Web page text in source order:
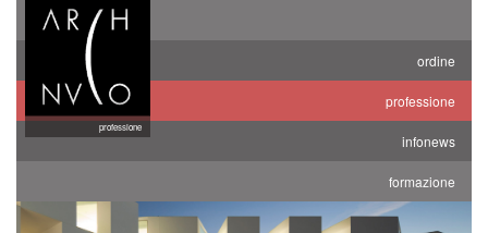
ordine
professione
infonews
formazione
professione